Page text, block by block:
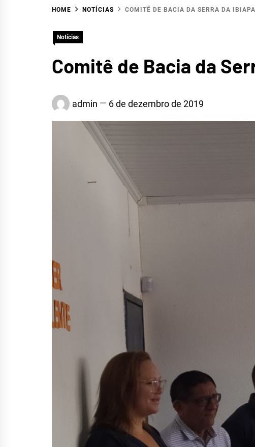
HOME NOTÍCIAS COMITÊ DE BACIA DA SERRA DA
Notícias
Comitê de Bacia da
admin 6 de dezembro de 2019